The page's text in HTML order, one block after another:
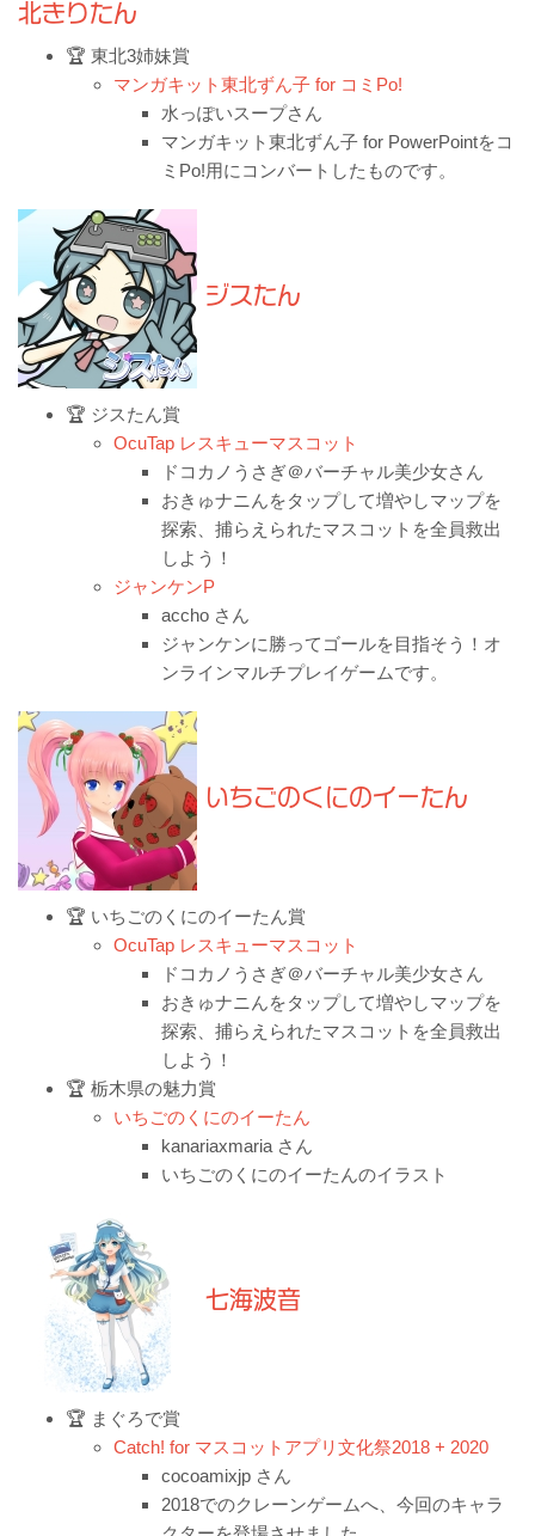
北きりたん
🏆 東北3姉妹賞
マンガキット東北ずん子 for コミPo!
水っぽいスープさん
マンガキット東北ずん子 for PowerPointをコ
ミPo!用にコンバートしたものです。
ジスたん
🏆 ジスたん賞
OcuTap レスキューマスコット
ドコカノうさぎ＠バーチャル美少女さん
おきゅナニんをタップして増やしマップを
探索、捕らえられたマスコットを全員救出
しよう！
ジャンケンP
accho さん
ジャンケンに勝ってゴールを目指そう！オ
ンラインマルチプレイゲームです。
いちごのくにのイーたん
🏆 いちごのくにのイーたん賞
OcuTap レスキューマスコット
ドコカノうさぎ＠バーチャル美少女さん
おきゅナニんをタップして増やしマップを
探索、捕らえられたマスコットを全員救出
しよう！
🏆 栃木県の魅力賞
いちごのくにのイーたん
kanariaxmaria さん
いちごのくにのイーたんのイラスト
七海波音
🏆 まぐろで賞
Catch! for マスコットアプリ文化祭2018 + 2020
cocoamixjp さん
2018でのクレーンゲームへ、今回のキャラ